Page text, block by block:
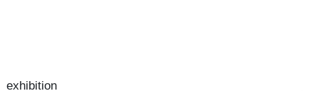
exhibition